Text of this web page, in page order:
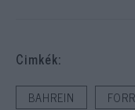
Cimkék:
BAHREIN